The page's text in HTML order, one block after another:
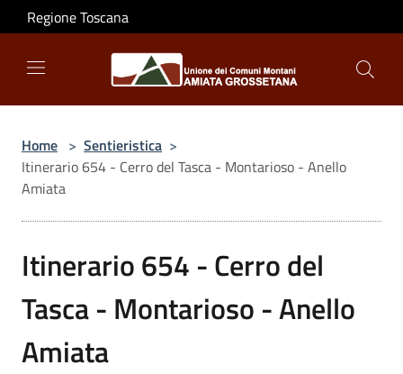
Salta al contenuto principale
Regione Toscana
Home > Sentieristica >
Itinerario 654 - Cerro del Tasca - Montarioso - Anello
Amiata
Itinerario 654 - Cerro del
Tasca - Montarioso - Anello
Amiata